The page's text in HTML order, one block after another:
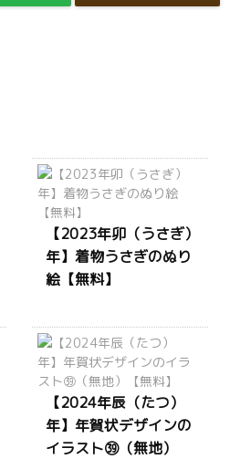
【2023年卯（うさぎ）
年】着物うさぎのぬり
絵【無料】
【2024年辰（たつ）
年】年賀状デザインの
イラスト㊴（無地）